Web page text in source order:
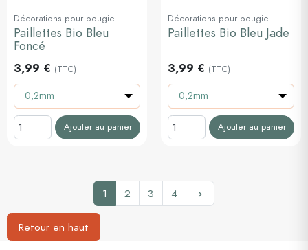
Décorations pour bougie
Paillettes Bio Bleu
Foncé
3,99 € (TTC)
0,2mm
Ajouter au panier
Décorations pour bougie
Paillettes Bio Bleu Jade
3,99 € (TTC)
0,2mm
Ajouter au panier
1 2 3 4 keyboard_arrow_right
Retour en haut